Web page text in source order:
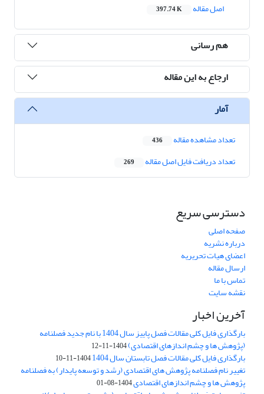
اصل مقاله
397.74 K
هم رسانی
ارجاع به این مقاله
آمار
تعداد مشاهده مقاله 436
تعداد دریافت فایل اصل مقاله 269
دسترسی سریع
صفحه اصلی
درباره نشریه
اعضای هیات تحریریه
ارسال مقاله
تماس با ما
نقشه سایت
آخرین اخبار
بارگذاری فایل کلی مقالات فصل پاییز سال 1404 با نام جدید فصلنامه
(پژوهش ها و چشم اندازهای اقتصادی)1404-11-12
بارگذاری فایل کلی مقالات فصل تابستان سال 1404 1404-11-10
تغییر نام فصلنامه پژوهش های اقتصادی (رشد و توسعه پایدار) به فصلنامه
پژوهش ها و چشم اندازهای اقتصادی1404-08-01